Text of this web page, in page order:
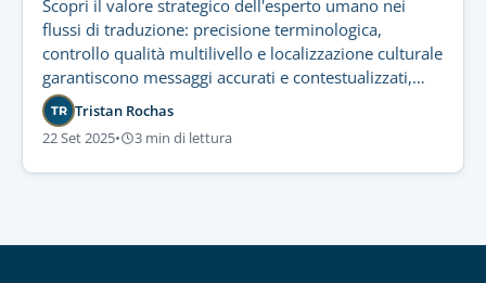
Scopri il valore strategico dell'esperto umano nei
flussi di traduzione: precisione terminologica,
controllo qualità multilivello e localizzazione culturale
garantiscono messaggi accurati e contestualizzati,
inaccessibili alla sola tecnologia.
TR Tristan Rochas
22 Set 2025• 3 min di lettura